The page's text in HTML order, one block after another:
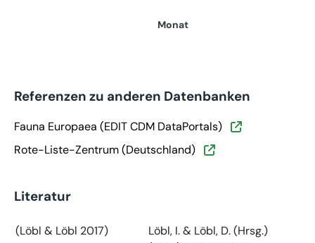
Monat
Referenzen zu anderen Datenbanken
Fauna Europaea (EDIT CDM DataPortals)
Rote-Liste-Zentrum (Deutschland)
Literatur
(Löbl & Löbl 2017)
Löbl, I. & Löbl, D. (Hrsg.)